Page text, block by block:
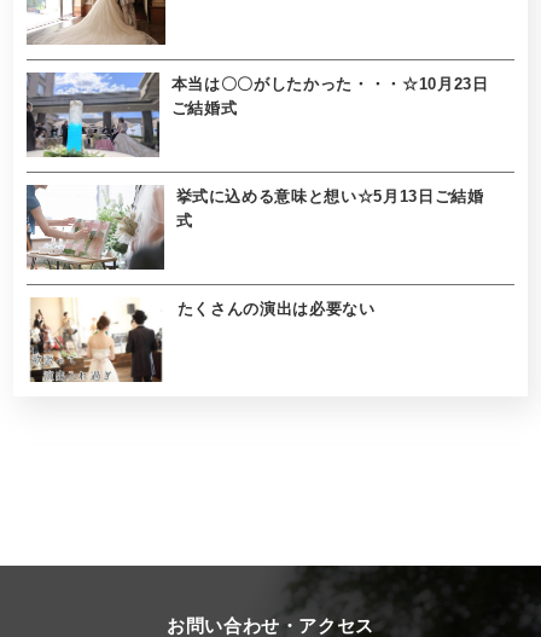
本当は〇〇がしたかった・・・☆10月23日
ご結婚式
挙式に込める意味と想い☆5月13日ご結婚
式
たくさんの演出は必要ない
お問い合わせ・アクセス